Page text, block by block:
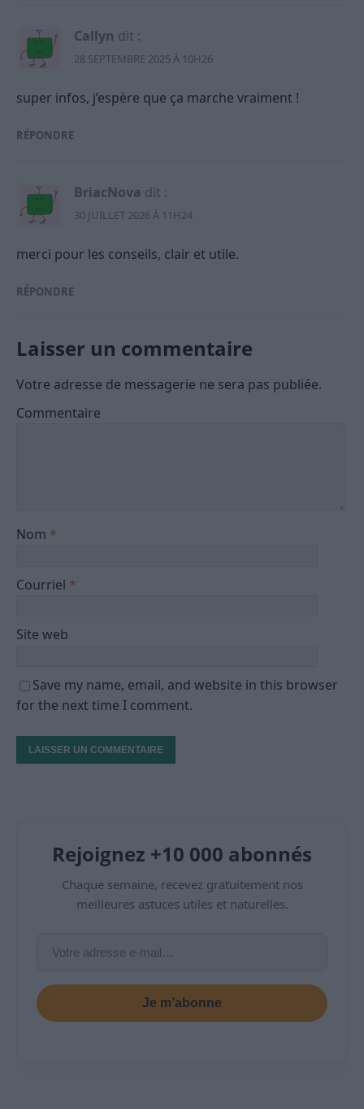
Callyn dit :
28 SEPTEMBRE 2025 À 10H26
super infos, j’espère que ça marche vraiment !
RÉPONDRE
BriacNova dit :
30 JUILLET 2026 À 11H24
merci pour les conseils, clair et utile.
RÉPONDRE
Laisser un commentaire
Votre adresse de messagerie ne sera pas publiée.
Commentaire
Nom *
Courriel *
Site web
Save my name, email, and website in this browser
for the next time I comment.
Rejoignez +10 000 abonnés
Chaque semaine, recevez gratuitement nos
meilleures astuces utiles et naturelles.
Je m’abonne